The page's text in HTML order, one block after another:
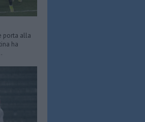
porta alla
ha